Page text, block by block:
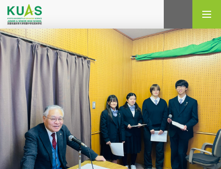
検索